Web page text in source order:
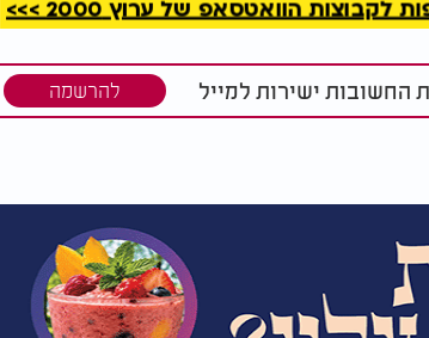
הוואטסאפ של ערוץ 2000 >>>
החשובות ישירות למייל להרשמה